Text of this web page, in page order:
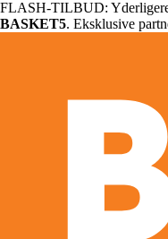
FLASH-TILBUD: Yderligere
BASKET5. Eksklusive